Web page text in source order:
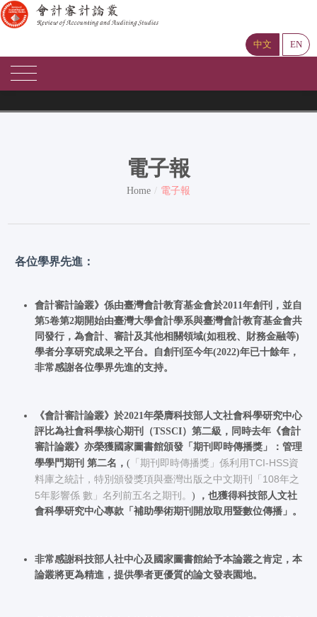
中文 EN
電子報
Home 電子報
各位學界先進：
會計審計論叢》係由臺灣會計教育基金會於2011年創刊，並自
第5卷第2期開始由臺灣大學會計學系與臺灣會計教育基金會共
同發行 ， 為會計、審計及其他相關領域(如租稅、財務金融等)
學者分享研究成果之平台。自創刊至今年(2022)年已十餘年，
非常感謝各位學界先進的支持。
《會計審計論叢》於2021年榮膺科技部人文社會科學研究中心
評比為社會科學核心期刊（TSSCI）第二級，同時去年《會計
審計論叢》亦榮獲國家圖書館頒發「期刊即時傳播獎」：管理
學學門期刊 第二名， ( 「期刊即時傳播獎」係利用TCI-HSS資
料庫之統計，特別頒發獎項與臺灣出版之中文期刊「108年之
5年影響係 數」名列前五名之期刊。 )
，也獲得科技部人文社
會科學研究中心專款「補助學術期刊開放取用暨數位傳播」。
非常感謝科技部人社中心及 國家圖書館給予本論叢之肯定，本
論叢將更為精進，提供學者更優質的論文發表園地。